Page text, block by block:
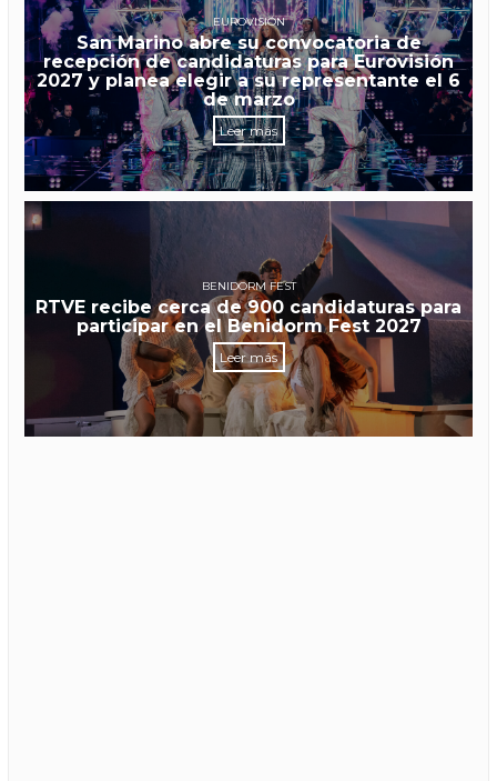
EUROVISIÓN
San Marino abre su convocatoria de
recepción de candidaturas para Eurovisión
2027 y planea elegir a su representante el 6
de marzo
Leer más
BENIDORM FEST
RTVE recibe cerca de 900 candidaturas para
participar en el Benidorm Fest 2027
Leer más